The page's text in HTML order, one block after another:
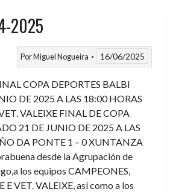
2025
PorMiguel Nogueira 16/06/2025
COPA DEPORTES BALBI
DE 2025 A LAS 18:00 HORAS
VALEIXE FINAL DE COPA
21 DE JUNIO DE 2025 A LAS
DA PONTE 1 – 0 XUNTANZA
desde la Agrupación de
los equipos CAMPEONES,
VET. VALEIXE, así como a los